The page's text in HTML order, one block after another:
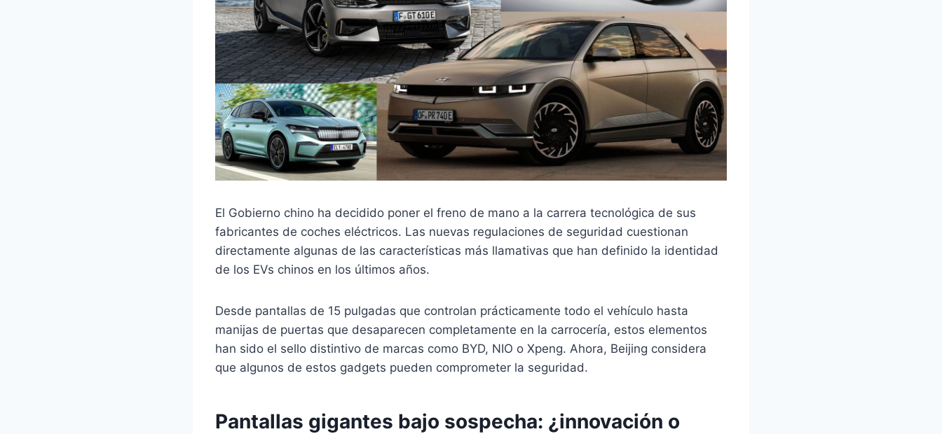
El Gobierno chino ha decidido poner el freno de mano a la carrera tecnológica de sus
fabricantes de coches eléctricos. Las nuevas regulaciones de seguridad cuestionan
directamente algunas de las características más llamativas que han definido la identidad
de los EVs chinos en los últimos años.
Desde pantallas de 15 pulgadas que controlan prácticamente todo el vehículo hasta
manijas de puertas que desaparecen completamente en la carrocería, estos elementos
han sido el sello distintivo de marcas como BYD, NIO o Xpeng. Ahora, Beijing considera
que algunos de estos gadgets pueden comprometer la seguridad.
Pantallas gigantes bajo sospecha: ¿innovación o